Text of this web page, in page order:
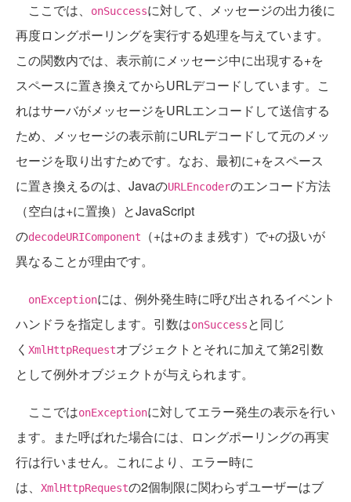
ここでは、 onSuccessに対して、メッセージの出力後に
再度ロングポーリングを実行する処理を与えています。
この関数内では、表示前にメッセージ中に出現する+を
スペースに置き換えてからURLデコードしています。こ
れはサーバがメッセージをURLエンコードして送信する
ため、メッセージの表示前にURLデコードして元のメッ
セージを取り出すためです。なお、最初に+をスペース
に置き換えるのは、JavaのURLEncoderのエンコード方法
（空白は+に置換）とJavaScript
のdecodeURIComponent
（+は+のまま残す）で+の扱いが
異なることが理由です。
onExceptionには、例外発生時に呼び出されるイベント
ハンドラを指定します。引数はonSuccessと同じ
く XmlHttpRequestオブジェクトとそれに加えて第2引数
として例外オブジェクトが与えられます。
ここではonExceptionに対してエラー発生の表示を行い
ます。また呼ばれた場合には、ロングポーリングの再実
行は行いません。これにより、エラー時に
は、
XmlHttpRequestの2個制限に関わらずユーザーはブ